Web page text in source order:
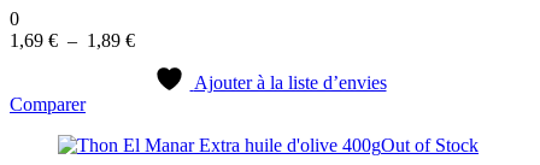
0
1,69 € – 1,89 €Plage
prix :
1,89 €
Ajouter à la liste d’envies
Comparer
Out of Stock